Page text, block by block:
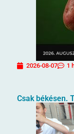
2026-08-07 1
Csak békésen.